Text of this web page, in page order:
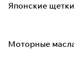
Японские
Моторные